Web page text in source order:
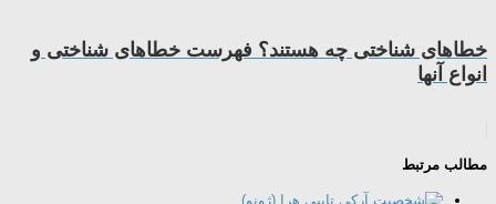
خطاهای شناختی چه هستند؟ فهرست خطاهای شناختی و
انواع آنها
مطالب مرتبط